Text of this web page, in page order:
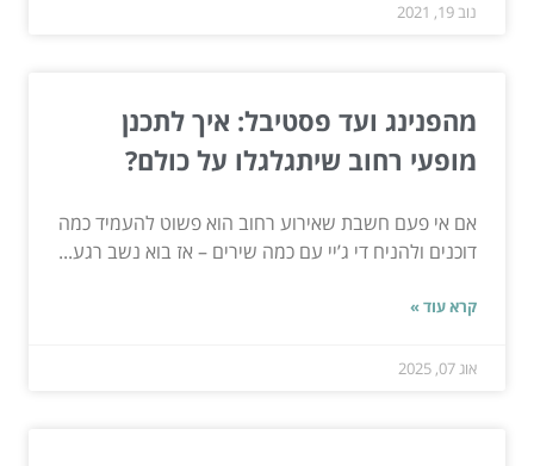
נוב 19, 2021
מהפנינג ועד פסטיבל: איך לתכנן
מופעי רחוב שיתגלגלו על כולם?
אם אי פעם חשבת שאירוע רחוב הוא פשוט להעמיד כמה
דוכנים ולהניח די ג’יי עם כמה שירים – אז בוא נשב רגע...
קרא עוד »
אוג 07, 2025